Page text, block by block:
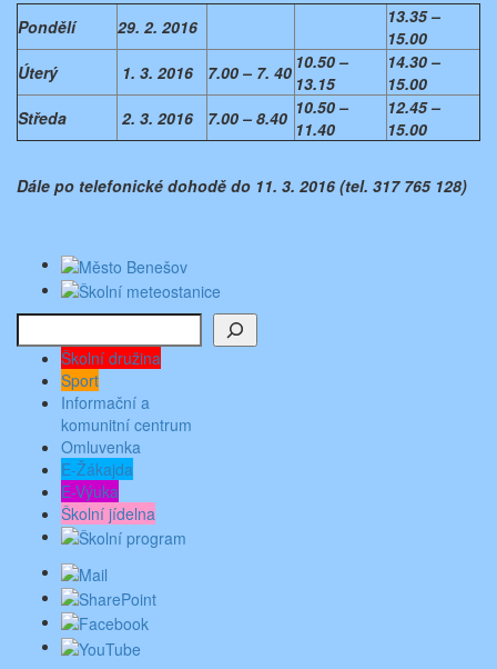
Pondělí 29. 2. 2016
13.35 –
15.00
Úterý
1. 3. 2016 7.00 – 7. 40 10.50 –
13.15
14.30 –
15.00
Středa
2. 3. 2016 7.00 – 8.40 10.50 –
11.40
12.45 –
15.00
Dále po telefonické dohodě do 11. 3. 2016 (tel. 317 765 128)
Školní družina
Sport
Informační a
komunitní centrum
Omluvenka
E-Žákajda
E-Výuka
Školní jídelna